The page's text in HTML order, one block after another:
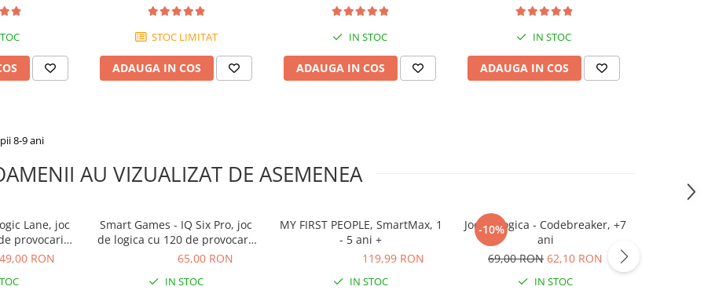
STOC LIMITAT
ADAUGA IN COS
IN STOC
ADAUGA IN COS
IN STOC
ADAUGA IN COS
8-9 ani
AU VIZUALIZAT DE ASEMENEA
Lane, joc
provocari,
RON
Smart Games - IQ Six Pro, joc
de logica cu 120 de provocari,
8+ ani65,00 RON
IN STOC
MY FIRST PEOPLE, SmartMax, 1
- 5 ani +
119,99 RON
IN STOC
-10%
Joc de logica - Codebreaker, +7
ani
69,00 RON 62,10 RON
IN STOC